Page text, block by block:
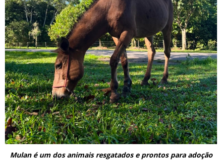
Mulan é um dos animais resgatados e prontos para adoção